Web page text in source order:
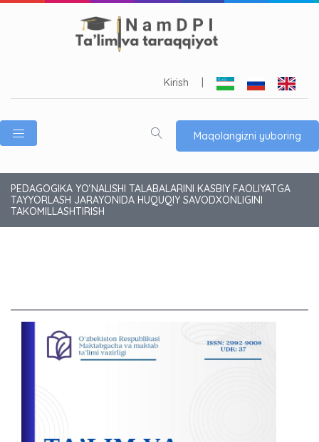
Kirish
Maqolangizni yuboring
PEDAGOGIKA YO‘NALISHI TALABALARINI KASBIY FAOLIYATGA
TAYYORLASH JARAYONIDA HUQUQIY SAVODXONLIGINI
TAKOMILLASHTIRISH